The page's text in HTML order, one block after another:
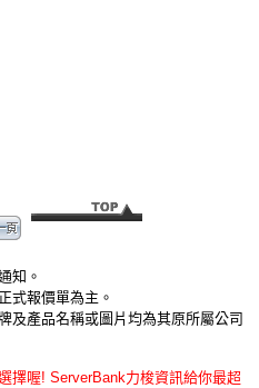
知。
式報價單為主。
及產品名稱或圖片均為其原所屬公司
擇喔! ServerBank力梭資訊給你最超